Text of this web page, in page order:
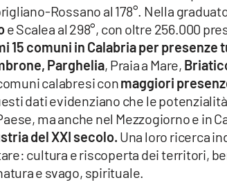
Rossano al 178°. Nella
e Scalea al 298°, con oltre 256.000
15 comuni in Calabria per presenze
Parghelia, Praia a Mare,
calabresi conmaggiori
dati evidenziano che le
ma anche nel Mezzogiorno e in
del XXI secolo. Una loro ricerca
cultura e riscoperta dei territori,
e svago, spirituale.